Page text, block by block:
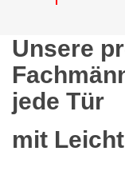
Unsere
jede Tür
mit